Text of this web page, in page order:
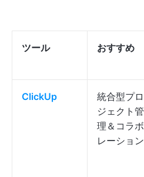
ツール おすすめ
ClickUp
統合型プロ
ジェクト管
理＆コラボ
レーション